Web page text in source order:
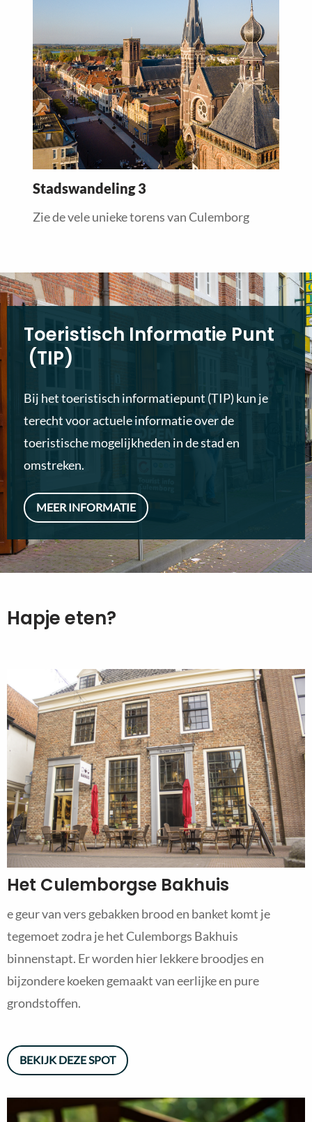
Stadswandeling 3
Zie de vele unieke torens van Culemborg
Toeristisch Informatie Punt
(TIP)
Bij het toeristisch informatiepunt (TIP) kun je
terecht voor actuele informatie over de
toeristische mogelijkheden in de stad en
omstreken.
MEER INFORMATIE
Hapje eten?
Het Culemborgse Bakhuis
e geur van vers gebakken brood en banket komt je
tegemoet zodra je het Culemborgs Bakhuis
binnenstapt. Er worden hier lekkere broodjes en
bijzondere koeken gemaakt van eerlijke en pure
grondstoffen.
BEKIJK DEZE SPOT